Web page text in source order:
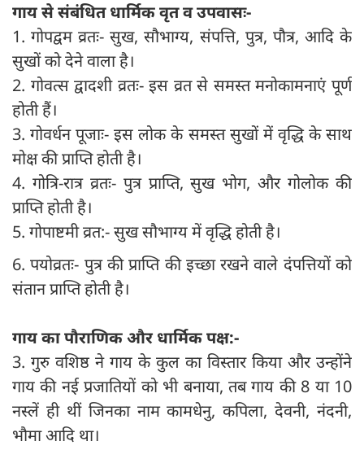
गाय से संबंधित धार्मिक वृत व उपवासः-
1. गोपद्वम व्रतः- सुख, सौभाग्य, संपत्ति, पुत्र, पौत्र, आदि के
सुखों को देने वाला है।
2. गोवत्स द्वादशी व्रतः- इस व्रत से समस्त मनोकामनाएं पूर्ण
होती हैं।
3. गोवर्धन पूजाः- इस लोक के समस्त सुखों में वृद्धि के साथ
मोक्ष की प्राप्ति होती है।
4. गोत्रि-रात्र व्रतः- पुत्र प्राप्ति, सुख भोग, और गोलोक की
प्राप्ति होती है।
5. गोपाष्टमी व्रत:- सुख सौभाग्य में वृद्धि होती है।
6. पयोव्रतः- पुत्र की प्राप्ति की इच्छा रखने वाले दंपत्तियों को
संतान प्राप्ति होती है।
गाय का पौराणिक और धार्मिक पक्ष:-
3. गुरु वशिष्ठ ने गाय के कुल का विस्तार किया और उन्होंने
गाय की नई प्रजातियों को भी बनाया, तब गाय की 8 या 10
नस्लें ही थीं जिनका नाम कामधेनु, कपिला, देवनी, नंदनी,
भौमा आदि था।